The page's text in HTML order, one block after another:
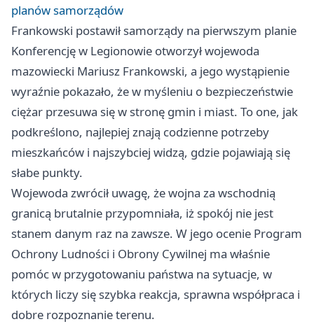
planów samorządów
Frankowski postawił samorządy na pierwszym planie
Konferencję w Legionowie otworzył wojewoda
mazowiecki Mariusz Frankowski, a jego wystąpienie
wyraźnie pokazało, że w myśleniu o bezpieczeństwie
ciężar przesuwa się w stronę gmin i miast. To one, jak
podkreślono, najlepiej znają codzienne potrzeby
mieszkańców i najszybciej widzą, gdzie pojawiają się
słabe punkty.
Wojewoda zwrócił uwagę, że wojna za wschodnią
granicą brutalnie przypomniała, iż spokój nie jest
stanem danym raz na zawsze. W jego ocenie Program
Ochrony Ludności i Obrony Cywilnej ma właśnie
pomóc w przygotowaniu państwa na sytuacje, w
których liczy się szybka reakcja, sprawna współpraca i
dobre rozpoznanie terenu.